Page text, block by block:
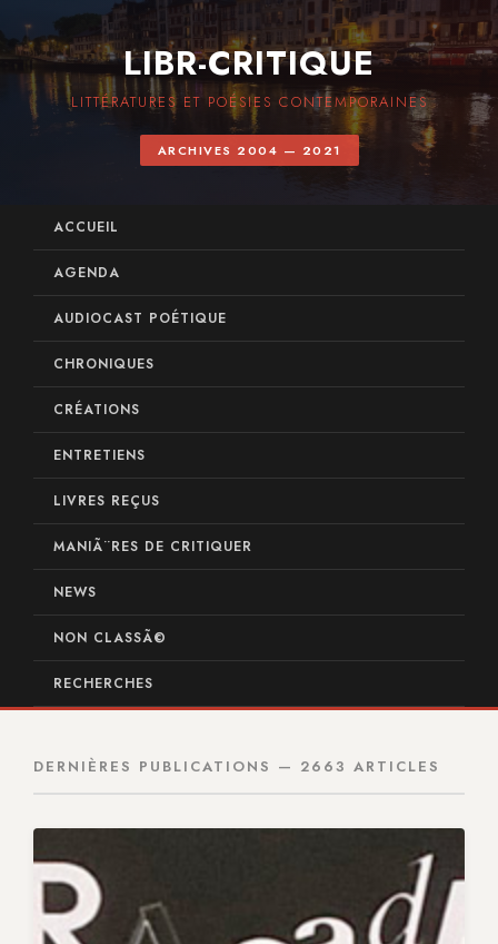
LIBR-CRITIQUE
LITTÉRATURES ET POÉSIES CONTEMPORAINES
ARCHIVES 2004 — 2021
ACCUEIL
AGENDA
AUDIOCAST POÉTIQUE
CHRONIQUES
CRÉATIONS
ENTRETIENS
LIVRES REÇUS
MANIÃ¨RES DE CRITIQUER
NEWS
NON CLASSÃ©
RECHERCHES
DERNIÈRES PUBLICATIONS — 2663 ARTICLES